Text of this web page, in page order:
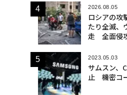
2026.08.05
ロシアの攻
たり全滅、
走 全面侵
2023.05.03
サムスン、
止 機密コ